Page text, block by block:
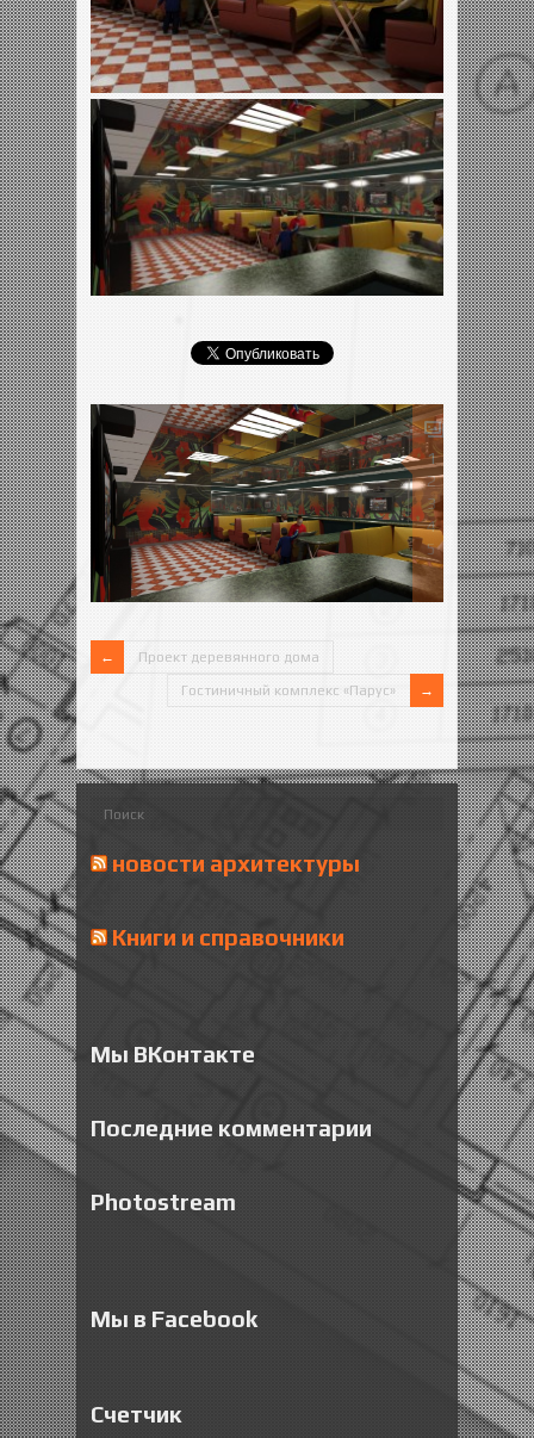
1
2
3
4
5
Проект деревянного дома
Гостиничный комплекс «Парус»
новости архитектуры
Книги и справочники
Мы ВКонтакте
Последние комментарии
Photostream
Мы в Facebook
Счетчик